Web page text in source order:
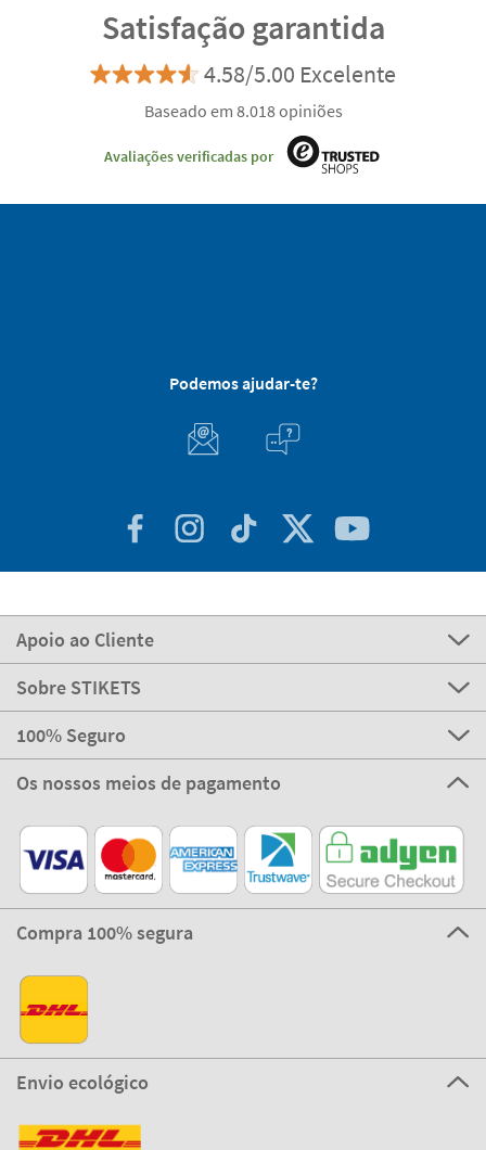
Satisfação garantida
4.58/5.00 Excelente
Baseado em 8.018 opiniões
Avaliações verificadas por
Podemos ajudar-te?
Apoio ao Cliente
Sobre STIKETS
100% Seguro
Os nossos meios de pagamento
Compra 100% segura
Envio ecológico